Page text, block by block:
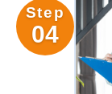
Step
04